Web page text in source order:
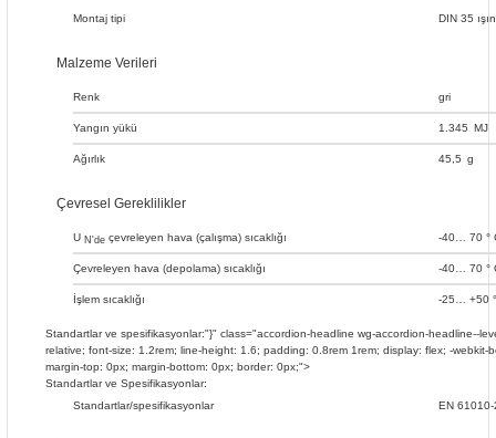
Montaj tipi DIN 35
Malzeme Verileri
Renk gri
Yangın yükü 1.345 MJ
Ağırlık 45,5 g
Çevresel Gereklilikler
U N'de çevreleyen hava (çalışma) sıcaklığı -40… 70 °
Çevreleyen hava (depolama) sıcaklığı -40… 70 °
İşlem sıcaklığı -25… +50
Standartlar ve spesifikasyonlar:"}" class="accordion-headline wg-accordion-headline--
relative; font-size: 1.2rem; line-height: 1.6; padding: 0.8rem 1rem; display: flex; -
margin-top: 0px; margin-bottom: 0px; border: 0px;">
Standartlar ve Spesifikasyonlar:
Standartlar/spesifikasyonlar
EN